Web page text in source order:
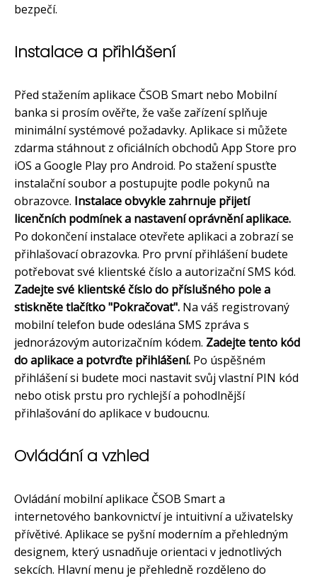
bezpečí.
Instalace a přihlášení
Před stažením aplikace ČSOB Smart nebo Mobilní
banka si prosím ověřte, že vaše zařízení splňuje
minimální systémové požadavky. Aplikace si můžete
zdarma stáhnout z oficiálních obchodů App Store pro
iOS a Google Play pro Android. Po stažení spusťte
instalační soubor a postupujte podle pokynů na
obrazovce. Instalace obvykle zahrnuje přijetí
licenčních podmínek a nastavení oprávnění aplikace.
Po dokončení instalace otevřete aplikaci a zobrazí se
přihlašovací obrazovka. Pro první přihlášení budete
potřebovat své klientské číslo a autorizační SMS kód.
Zadejte své klientské číslo do příslušného pole a
stiskněte tlačítko "Pokračovat". Na váš registrovaný
mobilní telefon bude odeslána SMS zpráva s
jednorázovým autorizačním kódem. Zadejte tento kód
do aplikace a potvrďte přihlášení. Po úspěšném
přihlášení si budete moci nastavit svůj vlastní PIN kód
nebo otisk prstu pro rychlejší a pohodlnější
přihlašování do aplikace v budoucnu.
Ovládání a vzhled
Ovládání mobilní aplikace ČSOB Smart a
internetového bankovnictví je intuitivní a uživatelsky
přívětivé. Aplikace se pyšní moderním a přehledným
designem, který usnadňuje orientaci v jednotlivých
sekcích. Hlavní menu je přehledně rozděleno do